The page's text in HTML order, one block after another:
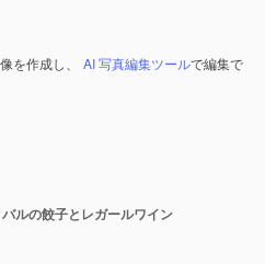
を作成し、 AI 写真編集ツールで編集で
ルの餃子とレガールワイン